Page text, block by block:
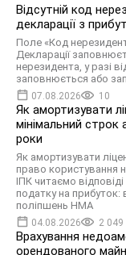
Відсутній код
декларації з
Поле «Код
Декларації
нерезидента, у разі
заповнюється або
07.08.2026 10
Як амортизувати
мінімальний
роки
Як амортизувати
право користування
ІПК читаємо
податку на прибуток:
поліпшень НМА
04.08.2026 2 049
Врахування
орендованого